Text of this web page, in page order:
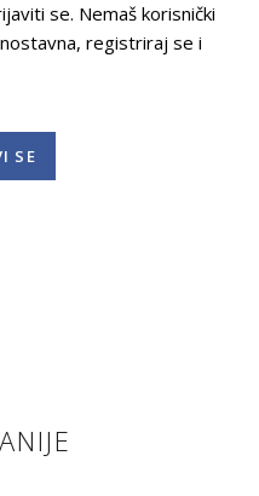
se. Nemaš korisnički
registriraj se i
SE